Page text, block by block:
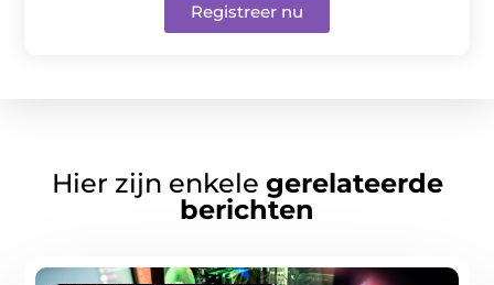
Registreer nu
Hier zijn enkele gerelateerde
berichten